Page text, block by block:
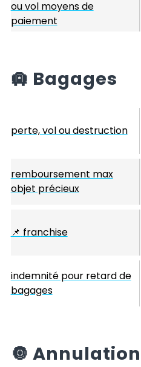
ou vol moyens de
paiement
🛄 Bagages
perte, vol ou destruction
remboursement max
objet précieux
📌 franchise
indemnité pour retard de
bagages
🔘 Annulation